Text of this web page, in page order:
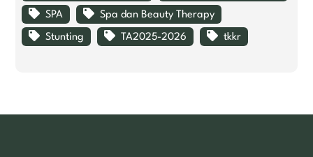
SPA Spa dan Beauty Therapy
Stunting TA2025-2026 tkkr